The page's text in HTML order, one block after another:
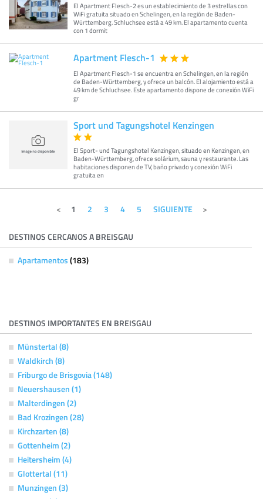
El Apartment Flesch-2 es un establecimiento de 3 estrellas con
WiFi gratuita situado en Schelingen, en la región de Baden-
Württemberg. Schluchsee está a 49 km. El apartamento cuenta
con 1 dormit
Apartment Flesch-1
El Apartment Flesch-1 se encuentra en Schelingen, en la región
de Baden-Württemberg, y ofrece un balcón. El alojamiento está a
49 km de Schluchsee. Este apartamento dispone de conexión WiFi
gr
Sport und Tagungshotel Kenzingen
El Sport- und Tagungshotel Kenzingen, situado en Kenzingen, en
Baden-Württemberg, ofrece solárium, sauna y restaurante. Las
habitaciones disponen de TV, baño privado y conexión WiFi
gratuita en
1 2 3 4 5 SIGUIENTE
DESTINOS CERCANOS A BREISGAU
Apartamentos (183)
DESTINOS IMPORTANTES EN BREISGAU
Münstertal (8)
Waldkirch (8)
Friburgo de Brisgovia (148)
Neuershausen (1)
Malterdingen (2)
Bad Krozingen (28)
Kirchzarten (8)
Gottenheim (2)
Heitersheim (4)
Glottertal (11)
Munzingen (3)